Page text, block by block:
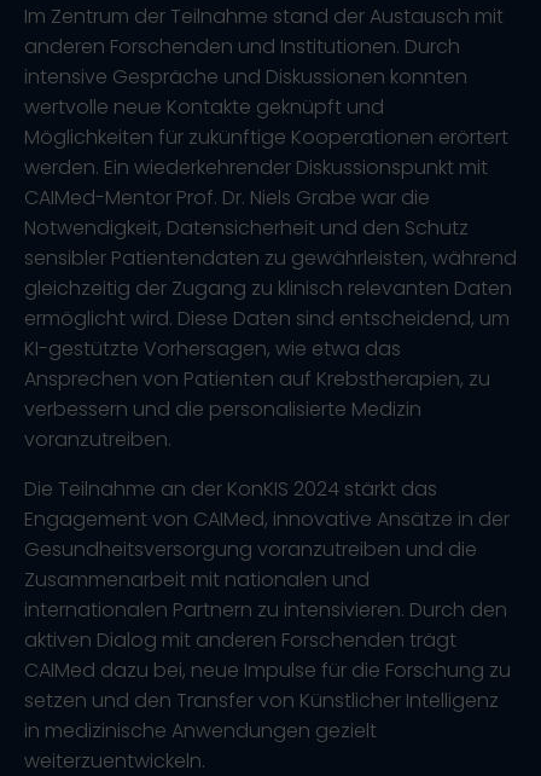
Im Zentrum der Teilnahme stand der Austausch mit
anderen Forschenden und Institutionen. Durch
intensive Gespräche und Diskussionen konnten
wertvolle neue Kontakte geknüpft und
Möglichkeiten für zukünftige Kooperationen erörtert
werden. Ein wiederkehrender Diskussionspunkt mit
CAIMed-Mentor Prof. Dr. Niels Grabe war die
Notwendigkeit, Datensicherheit und den Schutz
sensibler Patientendaten zu gewährleisten, während
gleichzeitig der Zugang zu klinisch relevanten Daten
ermöglicht wird. Diese Daten sind entscheidend, um
KI-gestützte Vorhersagen, wie etwa das
Ansprechen von Patienten auf Krebstherapien, zu
verbessern und die personalisierte Medizin
voranzutreiben.
Die Teilnahme an der KonKIS 2024 stärkt das
Engagement von CAIMed, innovative Ansätze in der
Gesundheitsversorgung voranzutreiben und die
Zusammenarbeit mit nationalen und
internationalen Partnern zu intensivieren. Durch den
aktiven Dialog mit anderen Forschenden trägt
CAIMed dazu bei, neue Impulse für die Forschung zu
setzen und den Transfer von Künstlicher Intelligenz
in medizinische Anwendungen gezielt
weiterzuentwickeln.